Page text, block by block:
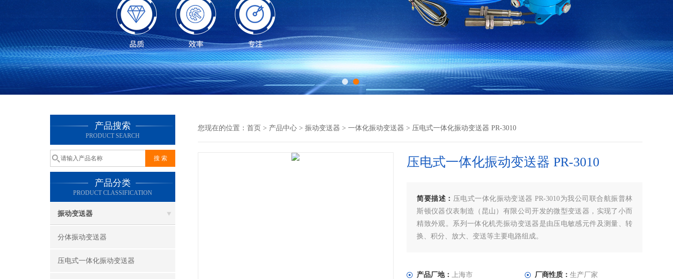
产品搜索
PRODUCT SEARCH
产品分类
PRODUCT CLASSIFICATION
振动变送器
分体振动变送器
压电式一体化振动变送器
您现在的位置： 首页 > 产品中心 > 振动变送器 > 一体化振动变送器 > 压电式一体化振动变送器 PR-3010
压电式一体化振动变送器 PR-3010
简要描述： 压电式一体化振动变送器 PR-3010为我公司联合航振普林
斯顿仪器仪表制造（昆山）有限公司开发的微型变送器，实现了小而
精致外观。系列一体化机壳振动变送器是由压电敏感元件及测量、转
换、积分、放大、变送等主要电路组成。
产品厂地：上海市 厂商性质： 生产厂家